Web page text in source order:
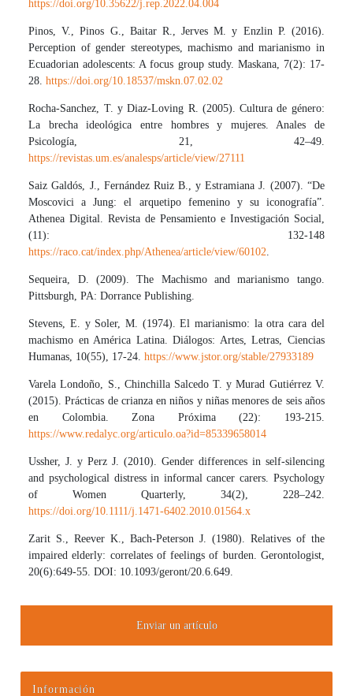
https://doi.org/10.35622/j.rep.2022.04.004
Pinos, V., Pinos G., Baitar R., Jerves M. y Enzlin P. (2016).
Perception of gender stereotypes, machismo and marianismo in
Ecuadorian adolescents: A focus group study. Maskana, 7(2): 17-
28.https://doi.org/10.18537/mskn.07.02.02
Rocha-Sanchez, T. y Diaz-Loving R. (2005). Cultura de género:
La brecha ideológica entre hombres y mujeres. Anales de
Psicología, 21, 42–49.
https://revistas.um.es/analesps/article/view/27111
Saiz Galdós, J., Fernández Ruiz B., y Estramiana J. (2007). “De
Moscovici a Jung: el arquetipo femenino y su iconografía”.
Athenea Digital. Revista de Pensamiento e Investigación Social,
(11): 132-148
https://raco.cat/index.php/Athenea/article/view/60102
Sequeira, D. (2009). The Machismo and marianismo tango.
Pittsburgh, PA: Dorrance Publishing.
Stevens, E. y Soler, M. (1974). El marianismo: la otra cara del
machismo en América Latina. Diálogos: Artes, Letras, Ciencias
Humanas, 10(55), 17-24.https://www.jstor.org/stable/27933189
Varela Londoño, S., Chinchilla Salcedo T. y Murad Gutiérrez V.
(2015). Prácticas de crianza en niños y niñas menores de seis años
en Colombia. Zona Próxima (22): 193-215.
https://www.redalyc.org/articulo.oa?id=85339658014
Ussher, J. y Perz J. (2010). Gender differences in self-silencing
and psychological distress in informal cancer carers. Psychology
of Women Quarterly, 34(2), 228–242.
https://doi.org/10.1111/j.1471-6402.2010.01564.x
Zarit S., Reever K., Bach-Peterson J. (1980). Relatives of the
impaired elderly: correlates of feelings of burden. Gerontologist,
20(6):649-55. DOI: 10.1093/geront/20.6.649.
Enviar un artículo
Información